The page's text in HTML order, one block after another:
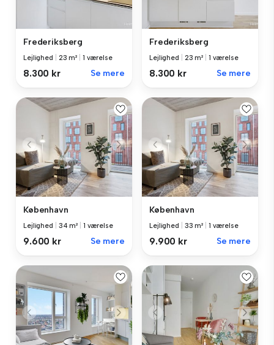
Frederiksberg
Lejlighed 23 m² 1 værelse
8.300 kr Se mere
Frederiksberg
Lejlighed 23 m² 1 værelse
8.300 kr Se mere
København
Lejlighed 34 m² 1 værelse
9.600 kr Se mere
København
Lejlighed 33 m² 1 værelse
9.900 kr Se mere